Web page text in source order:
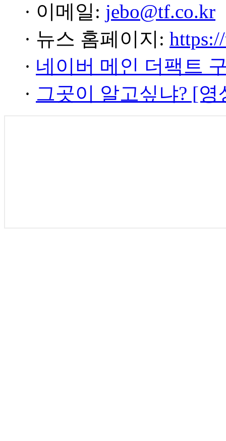
· 이메일: jebo@tf.co.kr
· 뉴스 홈페이지:
· 네이버 메인 더팩트
· 그곳이 알고싶냐? [